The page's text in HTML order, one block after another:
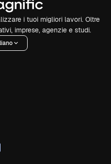
i tuoi migliori lavori. Oltre
imprese, agenzie e studi.